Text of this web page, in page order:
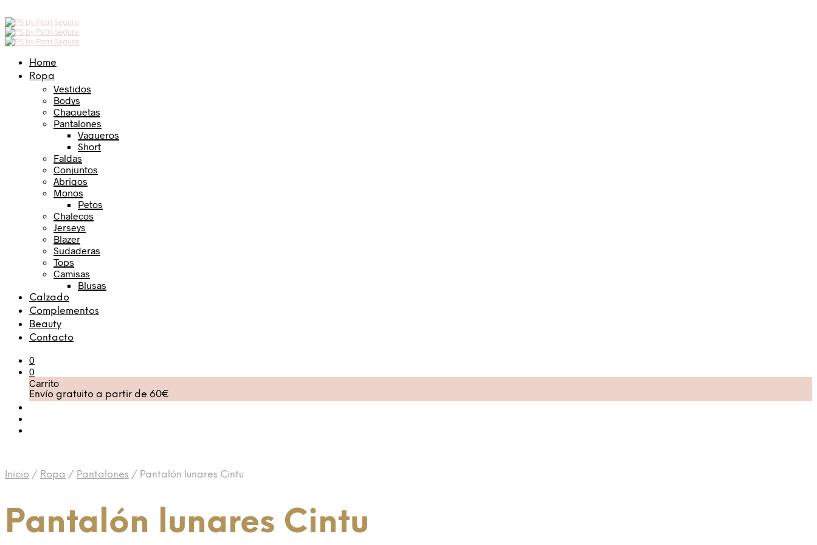
Home
Ropa
Vestidos
Bodys
Chaquetas
Pantalones
Vaqueros
Short
Faldas
Conjuntos
Abrigos
Monos
Petos
Chalecos
Jerseys
Blazer
Sudaderas
Tops
Camisas
Blusas
Calzado
Complementos
Beauty
Contacto
0
0
Carrito
Envío gratuito a partir de 60€
Inicio / Ropa / Pantalones / Pantalón lunares Cintu
Pantalón lunares Cintu